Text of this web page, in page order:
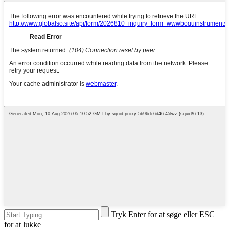
Tryk Enter for at søge eller ESC
for at lukke